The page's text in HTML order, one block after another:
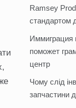
Ramsey
стандартом
поможет
центр
Чому слід
запчастини